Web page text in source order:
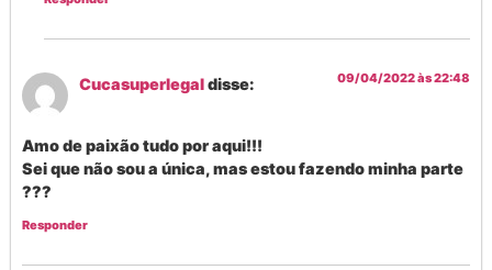
Cucasuperlegaldisse: 09/04/2022 às 22:48
Amo de paixão tudo por aqui!!!
Sei que não sou a única, mas estou fazendo minha parte
???
Responder